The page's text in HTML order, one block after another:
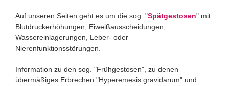
Auf unseren Seiten geht es um die sog. "Spätgestosen" mit
Blutdruckerhöhungen, Eiweißausscheidungen,
Wassereinlagerungen, Leber- oder
Nierenfunktionsstörungen.
Information zu den sog. "Frühgestosen", zu denen
übermäßiges Erbrechen "Hyperemesis gravidarum" und